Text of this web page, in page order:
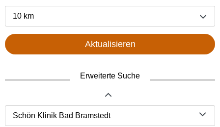
10 km
Aktualisieren
Erweiterte Suche
Schön Klinik Bad Bramstedt